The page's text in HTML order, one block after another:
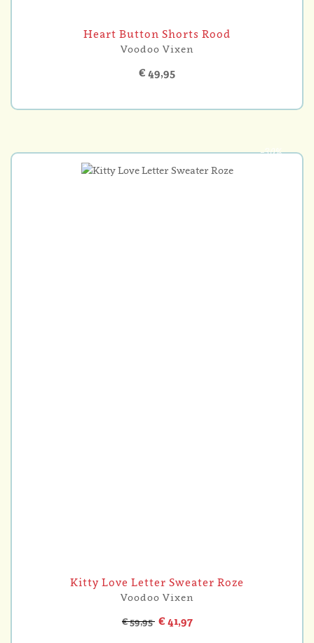
Heart Button Shorts Rood
Voodoo Vixen
€ 49,95
-30%
Kitty Love Letter Sweater Roze
Voodoo Vixen
€ 59,95 € 41,97